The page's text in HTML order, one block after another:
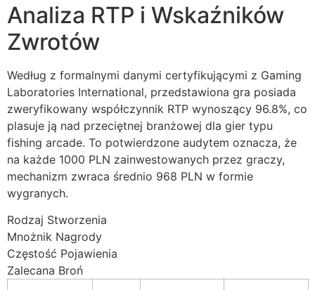
Analiza RTP i Wskaźników
Zwrotów
Według z formalnymi danymi certyfikującymi z Gaming
Laboratories International, przedstawiona gra posiada
zweryfikowany współczynnik RTP wynoszący 96.8%, co
plasuje ją nad przeciętnej branżowej dla gier typu
fishing arcade. To potwierdzone audytem oznacza, że
na każde 1000 PLN zainwestowanych przez graczy,
mechanizm zwraca średnio 968 PLN w formie
wygranych.
Rodzaj Stworzenia
Mnożnik Nagrody
Częstość Pojawienia
Zalecana Broń